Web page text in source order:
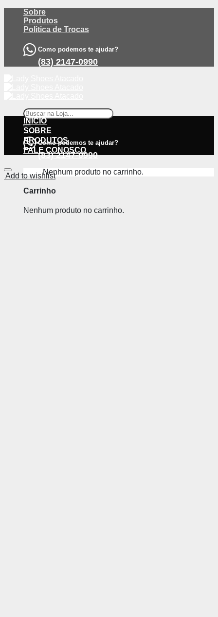
content
Sobre
Produtos
Politica de Trocas
Como podemos te ajudar?
(83) 2147-0990
Pesquisar
por:
Como podemos te ajudar?
(83) 2147-0990
Nenhum produto no carrinho.
Carrinho
Nenhum produto no carrinho.
INÍCIO
SOBRE
PRODUTOS
FALE CONOSCO
Add to wishlist